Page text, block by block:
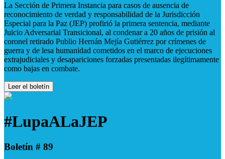
La Sección de Primera Instancia para casos de ausencia de
reconocimiento de verdad y responsabilidad de la Jurisdicción
Especial para la Paz (JEP) profirió la primera sentencia, mediante
Juicio Adversarial Transicional, al condenar a 20 años de prisión al
coronel retirado Publio Hernán Mejía Gutiérrez por crímenes de
guerra y de lesa humanidad cometidos en el marco de ejecuciones
extrajudiciales y desapariciones forzadas presentadas ilegítimamente
como bajas en combate.
Leer el boletín
#LupaALaJEP
Boletín # 89